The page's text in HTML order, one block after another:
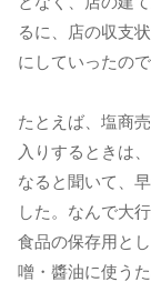
るに、店の収支
にしていったので
たとえば、塩商
入りするときは
なると聞いて、
した。なんで大
食品の保存用と
噌・醬油に使う